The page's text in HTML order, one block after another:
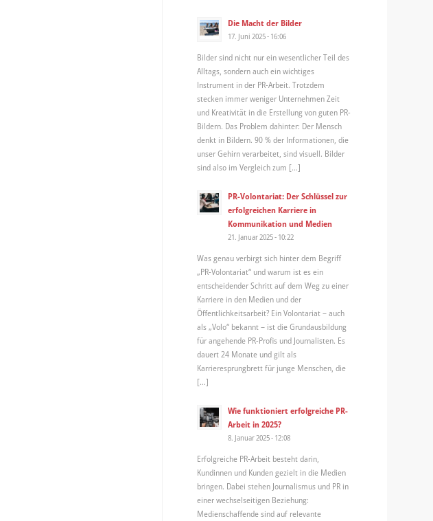
Die Macht der Bilder
17. Juni 2025 - 16:06
Bilder sind nicht nur ein wesentlicher Teil des
Alltags, sondern auch ein wichtiges
Instrument in der PR-Arbeit. Trotzdem
stecken immer weniger Unternehmen Zeit
und Kreativität in die Erstellung von guten PR-
Bildern. Das Problem dahinter: Der Mensch
denkt in Bildern. 90 % der Informationen, die
unser Gehirn verarbeitet, sind visuell. Bilder
sind also im Vergleich zum […]
PR-Volontariat: Der Schlüssel zur
erfolgreichen Karriere in
Kommunikation und Medien
21. Januar 2025 - 10:22
Was genau verbirgt sich hinter dem Begriff
„PR-Volontariat“ und warum ist es ein
entscheidender Schritt auf dem Weg zu einer
Karriere in den Medien und der
Öffentlichkeitsarbeit? Ein Volontariat – auch
als „Volo“ bekannt – ist die Grundausbildung
für angehende PR-Profis und Journalisten. Es
dauert 24 Monate und gilt als
Karrieresprungbrett für junge Menschen, die
[…]
Wie funktioniert erfolgreiche PR-
Arbeit in 2025?
8. Januar 2025 - 12:08
Erfolgreiche PR-Arbeit besteht darin,
Kundinnen und Kunden gezielt in die Medien
bringen. Dabei stehen Journalismus und PR in
einer wechselseitigen Beziehung:
Medienschaffende sind auf relevante